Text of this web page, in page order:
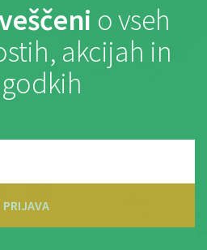
o vseh
akcijah in
PRIJAVA